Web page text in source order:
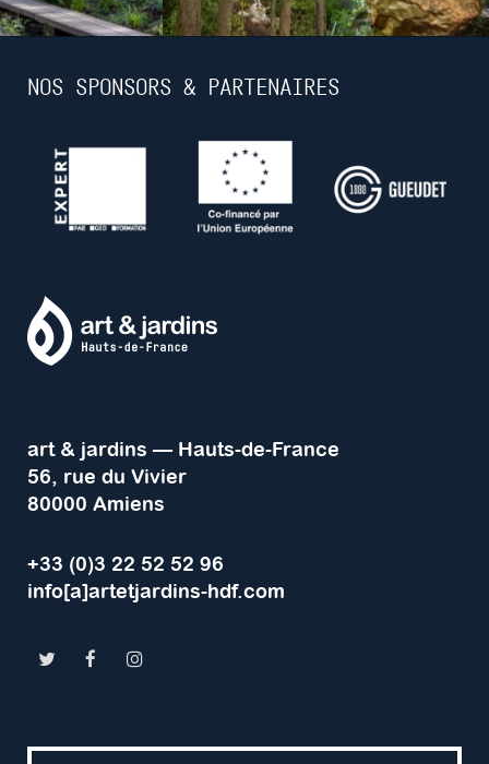
NOS SPONSORS & PARTENAIRES
art & jardins — Hauts-de-France
56, rue du Vivier
80000 Amiens
+33 (0)3 22 52 52 96
info[a]artetjardins-hdf.com